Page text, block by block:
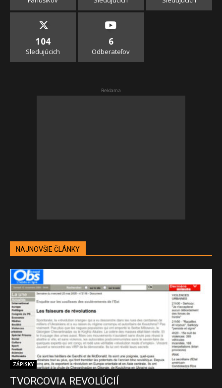
104
Sledujúcich
6
Odberateľov
Reklama
NAJNOVŠIE ČLÁNKY
ZÁPISKY
TVORCOVIA REVOLÚCIÍ